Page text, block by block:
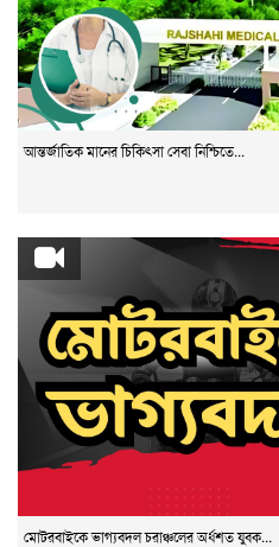
আন্তর্জাতিক মানের চিকিৎসা সেবা নিশ্চিতে...
মোটরবাইকে ভাগ্যবদল চরাঞ্চলের অর্ধশত যুবক...